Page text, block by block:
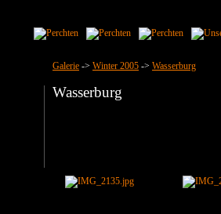
Galerie -> Winter 2005 -> Wasserburg
Wasserburg